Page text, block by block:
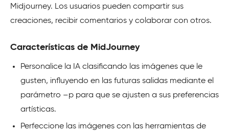
Midjourney. Los usuarios pueden compartir sus
creaciones, recibir comentarios y colaborar con otros.
Características de MidJourney
Personalice la IA clasificando las imágenes que le
gusten, influyendo en las futuras salidas mediante el
parámetro –p para que se ajusten a sus preferencias
artísticas.
Perfeccione las imágenes con las herramientas de